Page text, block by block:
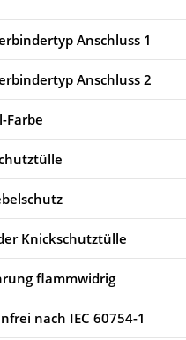
Anschluss 1
Anschluss 2
Farbe
Knickschutztülle
flammwidrig
nach IEC 60754-1